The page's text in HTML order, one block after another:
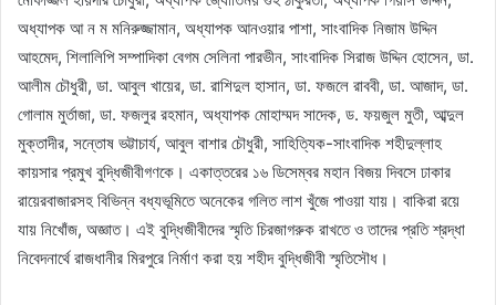
অধ্যাপক আ ন ম মনিরুজ্জামান, অধ্যাপক আনওয়ার পাশা, সাংবাদিক নিজাম উদ্দিন
আহমেদ, শিলালিপি সম্পাদিকা বেগম সেলিনা পারভীন, সাংবাদিক সিরাজ উদ্দিন হোসেন, ডা.
আলীম চৌধুরী, ডা. আবুল খায়ের, ডা. রাশিদুল হাসান, ডা. ফজলে রাববী, ডা. আজাদ, ডা.
গোলাম মুর্তাজা, ডা. ফজলুর রহমান, অধ্যাপক মোহাম্মদ সাদেক, ড. ফয়জুল মুতী, আব্দুল
মুক্তাদীর, সন্তোষ ভট্টাচার্য, আবুল বাশার চৌধুরী, সাহিত্যিক-সাংবাদিক শহীদুল্লাহ
কায়সার প্রমুখ বুদ্ধিজীবীগণকে। একাত্তরের ১৬ ডিসেম্বর মহান বিজয় দিবসে ঢাকার
রায়েরবাজারসহ বিভিন্ন বধ্যভূমিতে অনেকের গলিত লাশ খুঁজে পাওয়া যায়। বাকিরা রয়ে
যায় নিখোঁজ, অজ্ঞাত। এই বুদ্ধিজীবীদের স্মৃতি চিরজাগরুক রাখতে ও তাদের প্রতি শ্রদ্ধা
নিবেদনার্থে রাজধানীর মিরপুরে নির্মাণ করা হয় শহীদ বুদ্ধিজীবী স্মৃতিসৌধ।